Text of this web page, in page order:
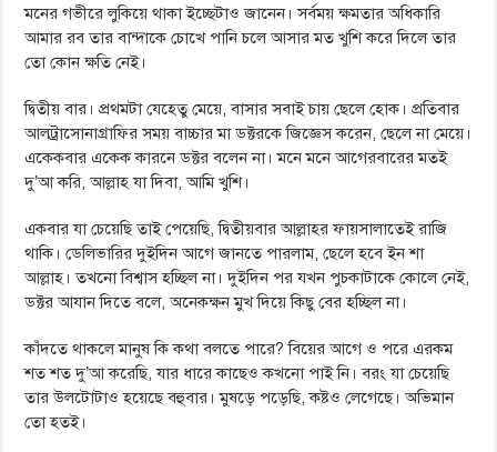
মনের গভীরে লুকিয়ে থাকা ইচ্ছেটাও জানেন। সর্বময় ক্ষমতার অধিকারি
আমার রব তার বান্দাকে চোখে পানি চলে আসার মত খুশি করে দিলে তার
তো কোন ক্ষতি নেই।
দ্বিতীয় বার। প্রথমটা যেহেতু মেয়ে, বাসার সবাই চায় ছেলে হোক। প্রতিবার
আলট্রাসোনাগ্রাফির সময় বাচ্চার মা ডক্টরকে জিজ্ঞেস করেন, ছেলে না মেয়ে।
একেকবার একেক কারনে ডক্টর বলেন না। মনে মনে আগেরবারের মতই
দু’আ করি, আল্লাহ যা দিবা, আমি খুশি।
একবার যা চেয়েছি তাই পেয়েছি, দ্বিতীয়বার আল্লাহর ফায়সালাতেই রাজি
থাকি। ডেলিভারির দুইদিন আগে জানতে পারলাম, ছেলে হবে ইন শা
আল্লাহ। তখনো বিশ্বাস হচ্ছিল না। দুইদিন পর যখন পুচকাটাকে কোলে নেই,
ডক্টর আযান দিতে বলে, অনেকক্ষন মুখ দিয়ে কিছু বের হচ্ছিল না।
কাঁদতে থাকলে মানুষ কি কথা বলতে পারে? বিয়ের আগে ও পরে এরকম
শত শত দু’আ করেছি, যার ধারে কাছেও কখনো পাই নি। বরং যা চেয়েছি
তার উলটোটাও হয়েছে বহুবার। মুষড়ে পড়েছি, কষ্টও লেগেছে। অভিমান
তো হতই।